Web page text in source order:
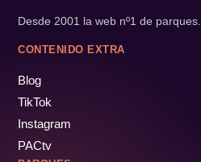
Desde 2001 la web nº1 de parques.
CONTENIDO EXTRA
Blog
TikTok
Instagram
PACtv